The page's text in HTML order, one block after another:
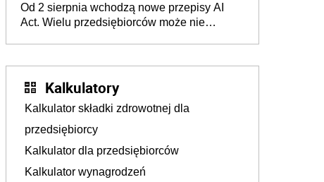
darowizna, ale podatku jednak nie będzie
Od 2 sierpnia wchodzą nowe przepisy AI
Act. Wielu przedsiębiorców może nie
Kalkulatory
Kalkulator składki zdrowotnej dla
przedsiębiorcy
Kalkulator dla przedsiębiorców
Kalkulator wynagrodzeń